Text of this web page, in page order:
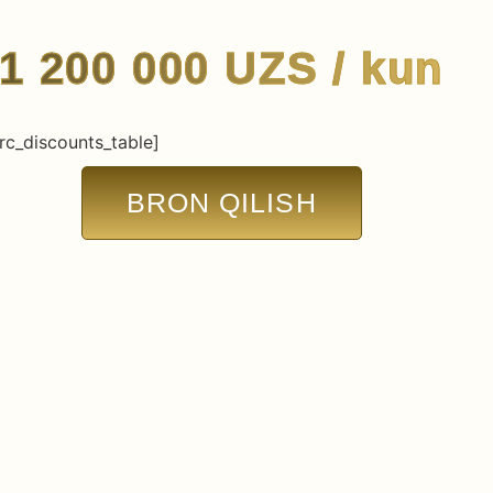
200 000 UZS / kun
BRON QILISH